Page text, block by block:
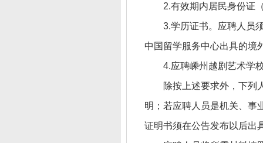
2.有效期内居民身份证
3.学历证书。应聘人员
中国留学服务中心出具的境
4.应聘嵊州越剧艺术学
除按上述要求外，下列
明；若应聘人员是机关、事
证明书须在公告发布以后出